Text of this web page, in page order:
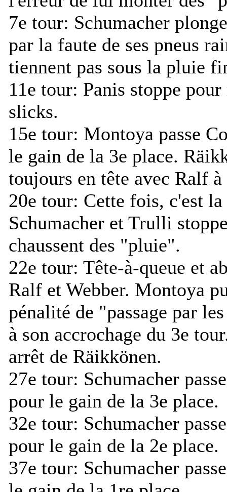
7e tour: Schumacher
par la faute de ses pneus
tiennent pas sous la pluie
11e tour: Panis stoppe
slicks.
15e tour: Montoya passe
le gain de la 3e place.
toujours en tête avec Ralf à
20e tour: Cette fois, c'est
Schumacher et Trulli
chaussent des "pluie".
22e tour: Tête-à-queue et
Ralf et Webber. Montoya
pénalité de "passage par
à son accrochage du 3e
arrêt de Räikkönen.
27e tour: Schumacher
pour le gain de la 3e place.
32e tour: Schumacher
pour le gain de la 2e place.
37e tour: Schumacher